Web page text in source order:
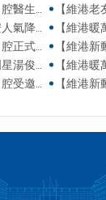
牙頜種植修復前沿策略
【維港老友記】關禮傑
閃表演點燃全場！
【維港暖萬家】維港口腔
業協會監事單位」
【維港新動向】「南湖
明星一日店長！
【維港暖萬家】端
促潮州文化傳承
【維港新動向】維港口腔出